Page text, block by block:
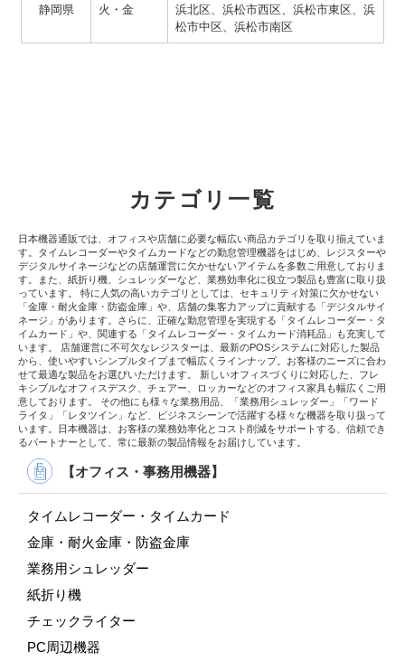
静岡県 火・金
浜北区、浜松市西区、浜松市東区、浜
松市中区、浜松市南区
カテゴリ一覧
日本機器通販では、オフィスや店舗に必要な幅広い商品カテゴリを取り揃えていま
す。タイムレコーダーやタイムカードなどの勤怠管理機器をはじめ、レジスターや
デジタルサイネージなどの店舗運営に欠かせないアイテムを多数ご用意しておりま
す。また、紙折り機、シュレッダーなど、業務効率化に役立つ製品も豊富に取り扱
っています。 特に人気の高いカテゴリとしては、セキュリティ対策に欠かせない
「金庫・耐火金庫・防盗金庫」や、店舗の集客力アップに貢献する「デジタルサイ
ネージ」があります。さらに、正確な勤怠管理を実現する「タイムレコーダー・タ
イムカード」や、関連する「タイムレコーダー・タイムカード消耗品」も充実して
います。 店舗運営に不可欠なレジスターは、最新のPOSシステムに対応した製品
から、使いやすいシンプルタイプまで幅広くラインナップ。お客様のニーズに合わ
せて最適な製品をお選びいただけます。 新しいオフィスづくりに対応した、フレ
キシブルなオフィスデスク、チェアー、ロッカーなどのオフィス家具も幅広くご用
意しております。 その他にも様々な業務用品、「業務用シュレッダー」「ワード
ライタ」「レタツイン」など、ビジネスシーンで活躍する様々な機器を取り扱って
います。日本機器は、お客様の業務効率化とコスト削減をサポートする、信頼でき
るパートナーとして、常に最新の製品情報をお届けしています。
【オフィス・事務用機器】
タイムレコーダー・タイムカード
金庫・耐火金庫・防盗金庫
業務用シュレッダー
紙折り機
チェックライター
PC周辺機器